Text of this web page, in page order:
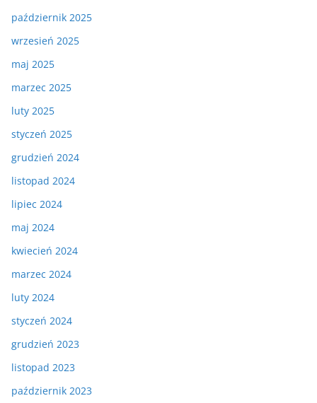
październik 2025
wrzesień 2025
maj 2025
marzec 2025
luty 2025
styczeń 2025
grudzień 2024
listopad 2024
lipiec 2024
maj 2024
kwiecień 2024
marzec 2024
luty 2024
styczeń 2024
grudzień 2023
listopad 2023
październik 2023